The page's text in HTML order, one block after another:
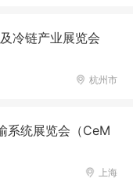
冷链产业展览会
杭州市
系统展览会（CeM
上海